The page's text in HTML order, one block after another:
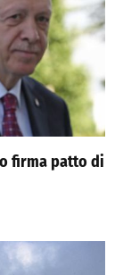
firma patto di